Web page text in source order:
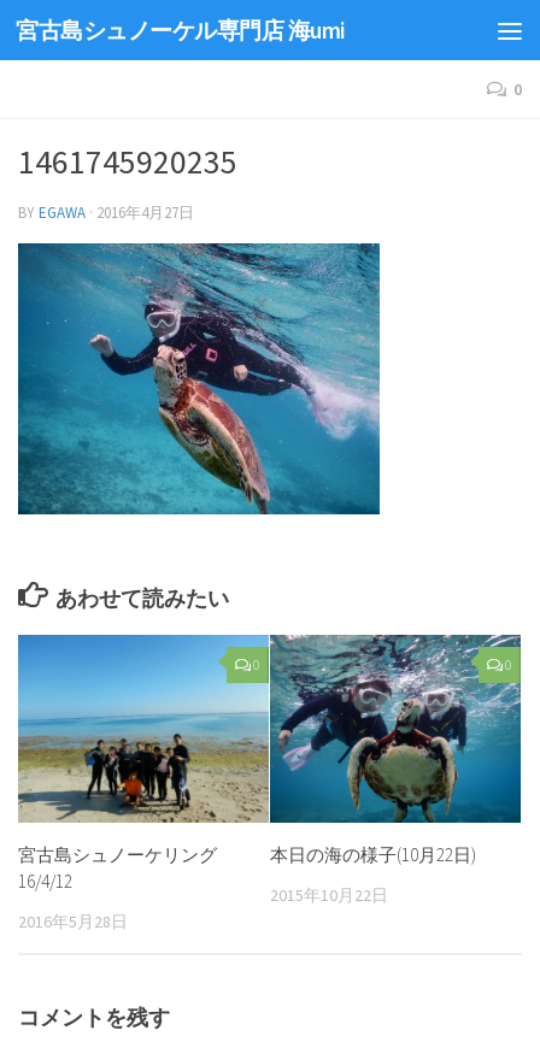
宮古島シュノーケル専門店 海umi
0
1461745920235
BYEGAWA · 2016年4月27日
あわせて読みたい
0
宮古島シュノーケリング
16/4/12
2016年5月28日
0
本日の海の様子(10月22日)
2015年10月22日
コメントを残す